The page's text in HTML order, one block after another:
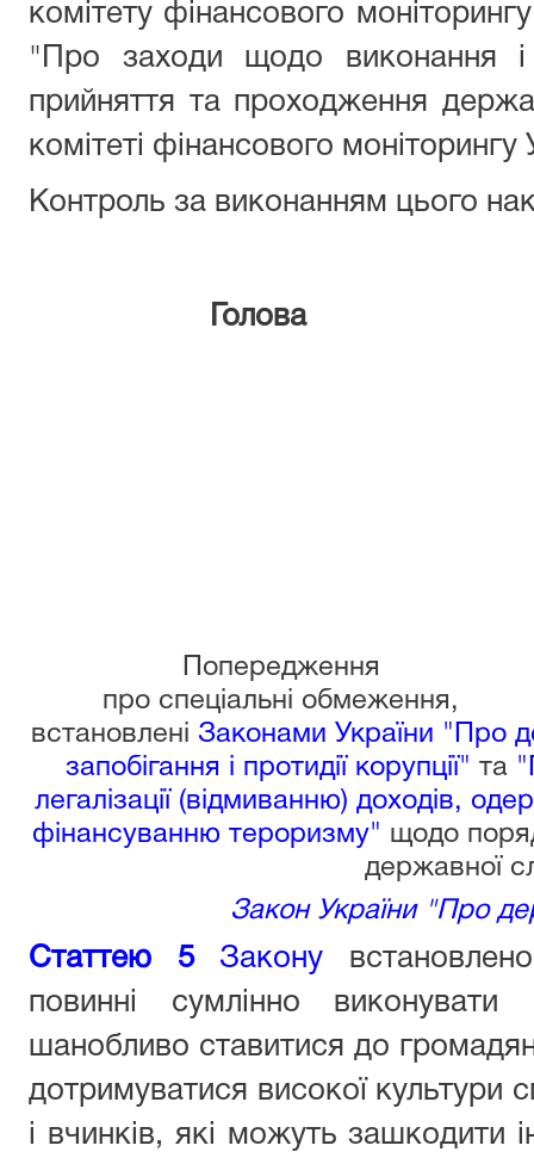
комітету фінансового
"Про заходи щодо виконання і
прийняття та проходження
комітеті фінансового моніторингу
Контроль за виконанням цього
Голова
Попередження
про спеціальні обмеження,
встановлені Законами України "Про
запобігання і протидії корупції" та
легалізації (відмиванню) доходів,
фінансуванню тероризму" щодо
державної
Закон України "Про
Статтею 5Закону
повинні сумлінно
шанобливо ставитися до громадян,
дотримуватися високої культури
і вчинків, які можуть зашкодити